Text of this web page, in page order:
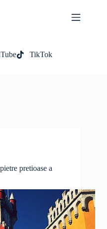
TikTok
pretioase a